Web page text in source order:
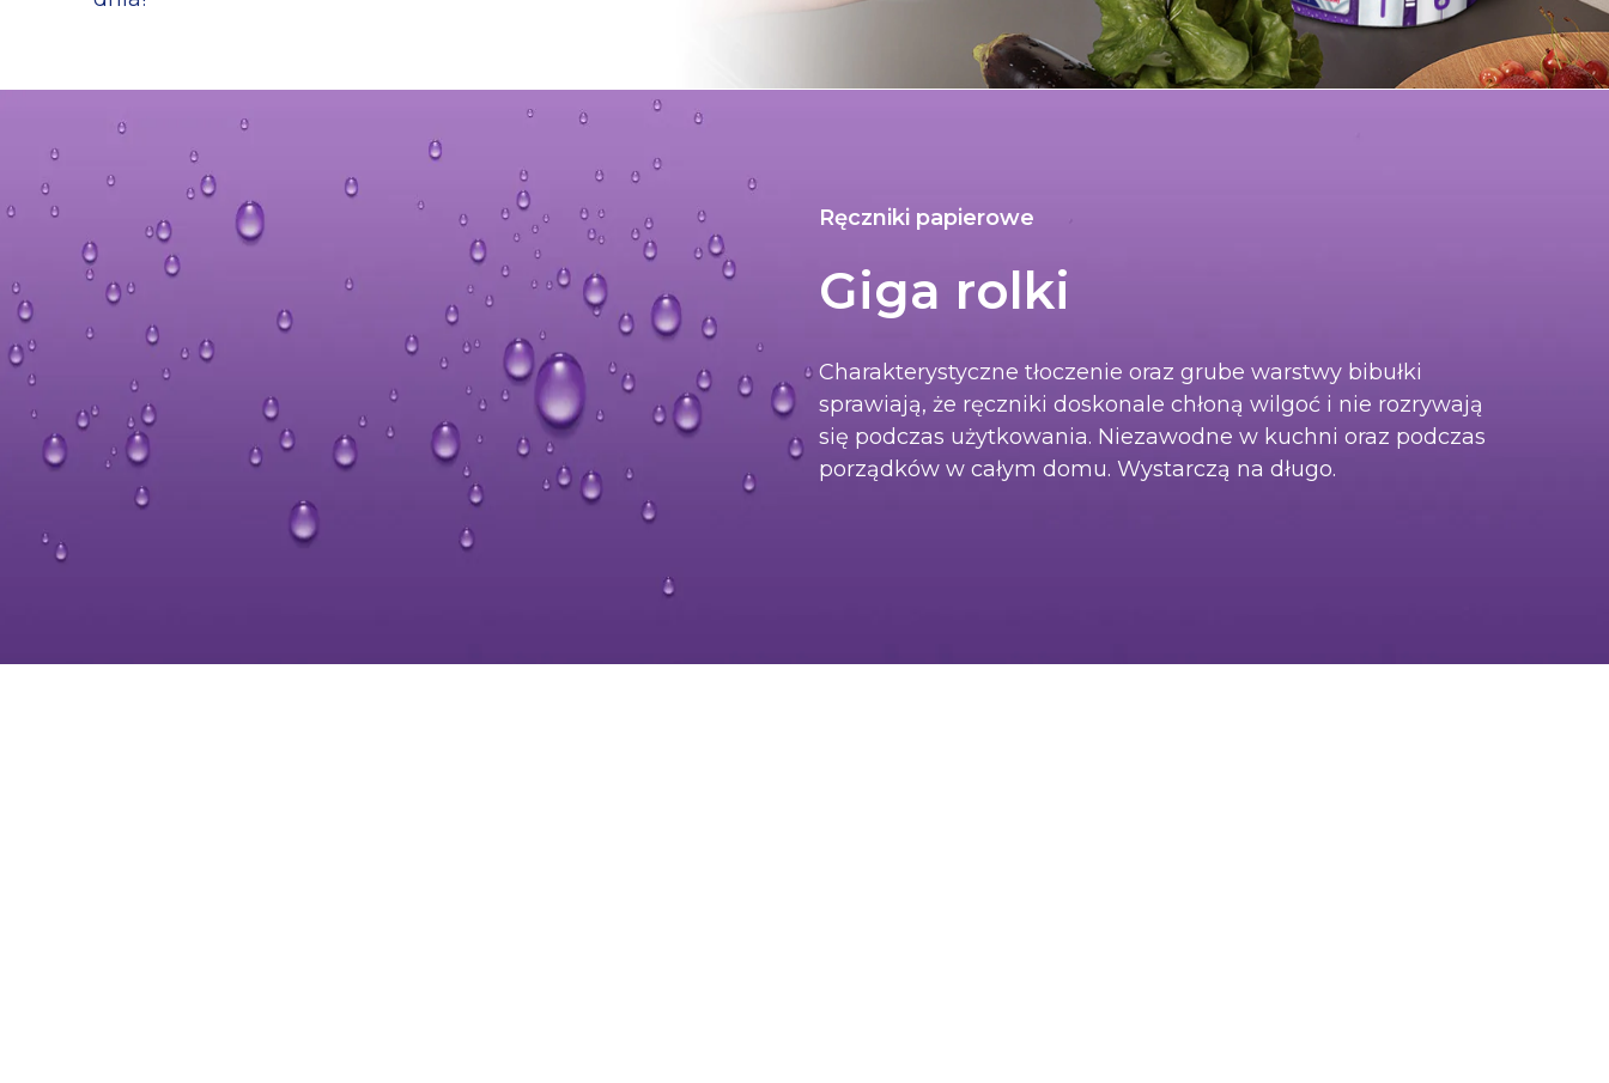
Naciśnij Enter, aby wyszukać lub ESC, aby zamknąć
Ręczniki papierowe
Giga rolki
Charakterystyczne tłoczenie oraz grube warstwy bibułki
sprawiają, że ręczniki doskonale chłoną wilgoć i nie rozrywają
się podczas użytkowania. Niezawodne w kuchni oraz podczas
porządków w całym domu. Wystarczą na długo.